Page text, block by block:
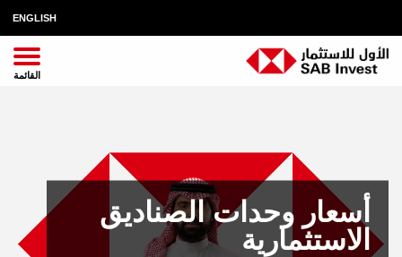
ENGLISH
أسعار وحدات الصناديق
الاستثمارية